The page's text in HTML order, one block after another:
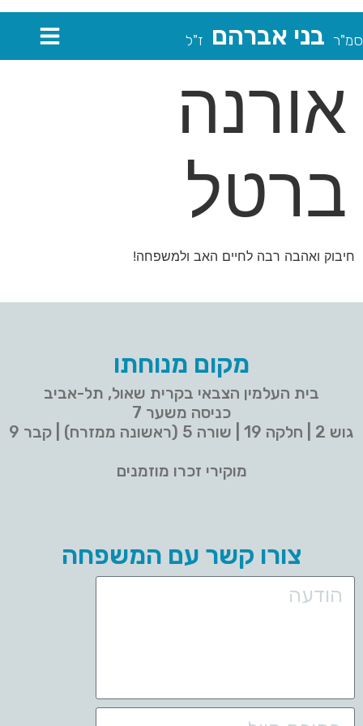
סמ"ר בני אברהם ז"ל
אורנה
ברטל
חיבוק ואהבה רבה לחיים האב ולמשפחה!
מקום מנוחתו
בית העלמין הצבאי בקרית שאול, תל-אביב
כניסה משער 7
גוש 2 | חלקה 19 | שורה 5 (ראשונה ממזרח) | קבר 9
מוקירי זכרו מוזמנים
צורו קשר עם המשפחה